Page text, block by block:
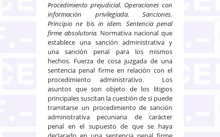
Procedimiento prejudicial. Operaciones con
información privilegiada. Sanciones.
Principio ne bis in idem. Sentencia penal
firme absolutoria. Normativa nacional que
establece una sanción administrativa y
una sanción penal para los mismos
hechos. Fuerza de cosa juzgada de una
sentencia penal firme en relación con el
procedimiento administrativo. Los
asuntos que son objeto de los litigios
principales suscitan la cuestión de si puede
tramitarse un procedimiento de sanción
administrativa pecuniaria de carácter
penal en el supuesto de que se haya